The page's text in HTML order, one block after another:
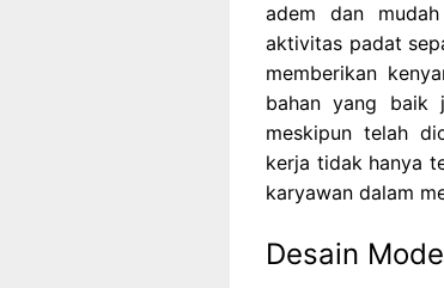
adem dan
aktivitas padat
memberikan
bahan yang baik
meskipun telah
kerja tidak hanya
karyawan dalam
Desain